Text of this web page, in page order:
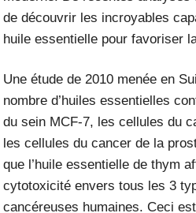
de découvrir les incroyables
huile essentielle pour favoriser
Une étude de 2010 menée en
nombre d’huiles essentielles
du sein MCF-7, les cellules du
les cellules du cancer de la
que l’huile essentielle de thym
cytotoxicité envers tous les 3
cancéreuses humaines. Ceci